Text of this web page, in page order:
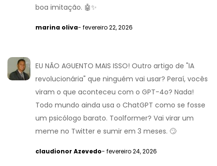
boa imitação. 🤖✨
marina oliva- fevereiro 22, 2026
EU NÃO AGUENTO MAIS ISSO! Outro artigo de "IA
revolucionária" que ninguém vai usar? Peraí, vocês
viram o que aconteceu com o GPT-4o? Nada!
Todo mundo ainda usa o ChatGPT como se fosse
um psicólogo barato. Toolformer? Vai virar um
meme no Twitter e sumir em 3 meses. 🙄
claudionor Azevedo- fevereiro 24, 2026